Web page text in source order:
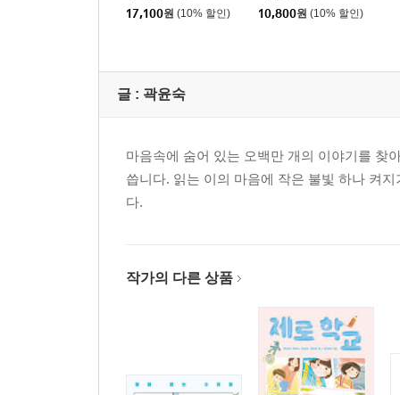
17,100원 (10% 할인) 10,800원 (10% 할인)
글 : 곽윤숙
마음속에 숨어 있는 오백만 개의 이야기를 찾
씁니다. 읽는 이의 마음에 작은 불빛 하나 켜
다.
작가의 다른 상품